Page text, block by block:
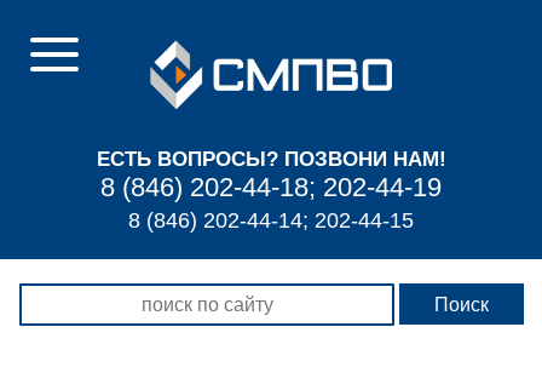
ЕСТЬ ВОПРОСЫ? ПОЗВОНИ НАМ!
8 (846) 202-44-18; 202-44-19
8 (846) 202-44-14; 202-44-15